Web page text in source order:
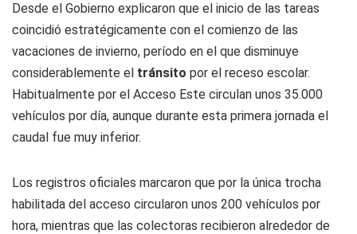
Desde el Gobierno explicaron que el inicio de las tareas
coincidió estratégicamente con el comienzo de las
vacaciones de invierno, período en el que disminuye
considerablemente el tránsito por el receso escolar.
Habitualmente por el Acceso Este circulan unos 35.000
vehículos por día, aunque durante esta primera jornada el
caudal fue muy inferior.
Los registros oficiales marcaron que por la única trocha
habilitada del acceso circularon unos 200 vehículos por
hora, mientras que las colectoras recibieron alrededor de